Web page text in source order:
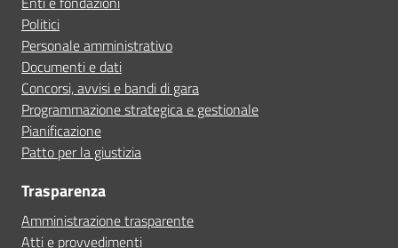
Politici
Personale amministrativo
Documenti e dati
Concorsi, avvisi e bandi di gara
Programmazione strategica e gestionale
Pianificazione
Patto per la giustizia
Trasparenza
Amministrazione trasparente
Atti e provvedimenti